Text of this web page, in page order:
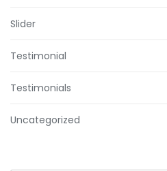
Slider
Testimonial
Testimonials
Uncategorized